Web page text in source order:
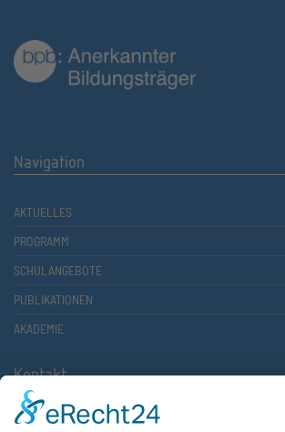
Navigation
AKTUELLES
PROGRAMM
SCHULANGEBOTE
PUBLIKATIONEN
AKADEMIE
Kontakt
Atlantische Akademie Rheinland-Pfalz e.V.